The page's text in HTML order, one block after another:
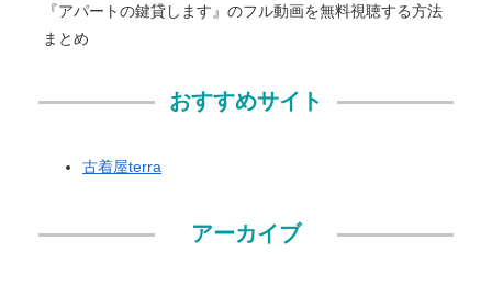
『アパートの鍵貸します』のフル動画を無料視聴する方法
まとめ
おすすめサイト
古着屋terra
アーカイブ